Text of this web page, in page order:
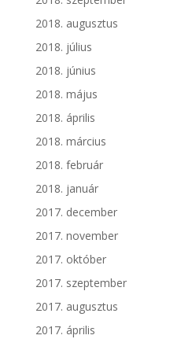
2018. augusztus
2018. július
2018. június
2018. május
2018. április
2018. március
2018. február
2018. január
2017. december
2017. november
2017. október
2017. szeptember
2017. augusztus
2017. április